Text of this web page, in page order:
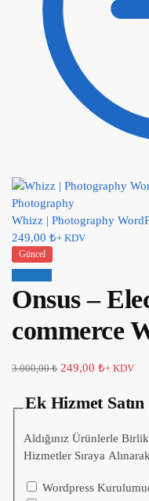
Whizz | Photography
249,00 ₺+ KDV
Güncel
Onsus –
commerce
3.000,00₺ 249,00 ₺+ KDV
Ek Hizmet
Aldığınız Ürünlerle
Hizmetler Sıraya
Wordpress